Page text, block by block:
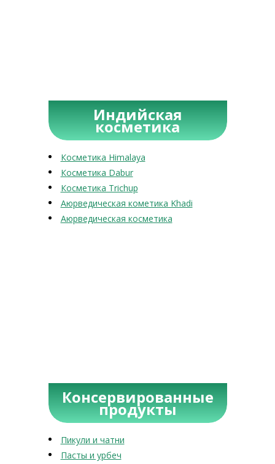
Индийская
косметика
Косметика Himalaya
Косметика Dabur
Косметика Trichup
Аюрведическая кометика Khadi
Аюрведическая косметика
Консервированные
продукты
Пикули и чатни
Пасты и урбеч